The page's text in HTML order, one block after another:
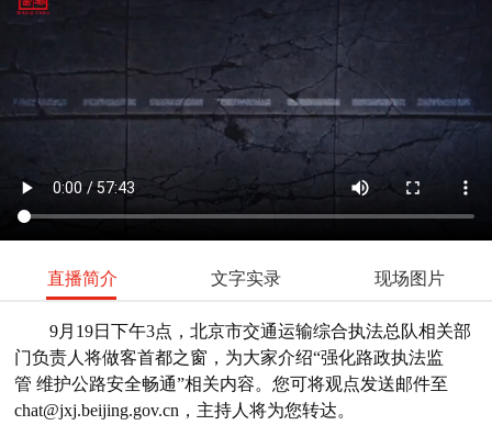
直播简介 文字实录 现场图片
9月19日下午3点，北京市交通运输综合执法总队相关部
门负责人将做客首都之窗，为大家介绍“强化路政执法监
管 维护公路安全畅通”相关内容。您可将观点发送邮件至
chat@jxj.beijing.gov.cn，主持人将为您转达。